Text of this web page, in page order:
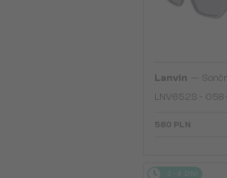
Lanvin
LNV652S - 058
580 PLN
2-4 DNI